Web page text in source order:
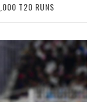
T20 RUNS